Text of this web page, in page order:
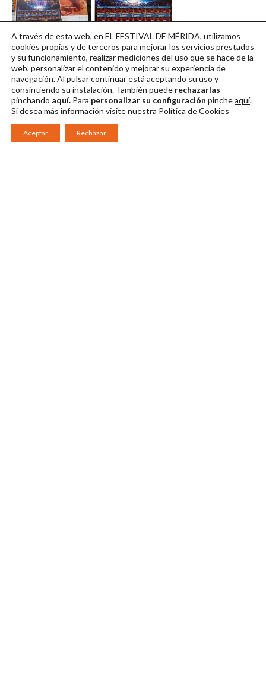
RDP Sello Correos
02 ©️ Jero Morales
Descargar en alta
RDP Sello Correos
01 ©️ Jero Morales
Descargar en alta
A través de esta web, en EL FESTIVAL DE MÉRIDA, utilizamos
cookies propias y de terceros para mejorar los servicios prestados
y su funcionamiento, realizar mediciones del uso que se hace de la
web, personalizar el contenido y mejorar su experiencia de
navegación. Al pulsar continuarestá aceptando su uso y
consintiendo su instalación. También puede rechazarlas
pinchando aquí. Para personalizar su configuración pincheaquí.
Si desea más información visite nuestra Política de Cookies
Aceptar Rechazar